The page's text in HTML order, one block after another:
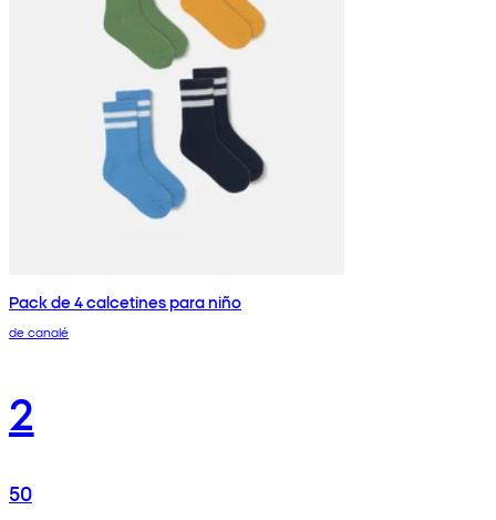
Pack de 4 calcetines para niño
de canalé
2
50